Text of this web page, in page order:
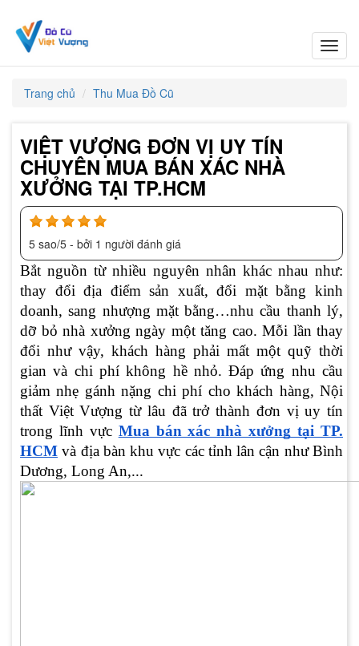
Trang chủ
Thu Mua Đồ Cũ
VIỆT VƯỢNG ĐƠN VỊ UY TÍN
CHUYÊN MUA BÁN XÁC NHÀ
XƯỞNG TẠI TP.HCM
5 sao/5 - bởi 1 người đánh giá
Bắt nguồn từ nhiều nguyên nhân khác nhau như:
thay đổi địa điểm sản xuất, đổi mặt bằng kinh
doanh, sang nhượng mặt bằng…nhu cầu thanh lý,
dỡ bỏ nhà xưởng ngày một tăng cao. Mỗi lần thay
đổi như vậy, khách hàng phải mất một quỹ thời
gian và chi phí không hề nhỏ. Đáp ứng nhu cầu
giảm nhẹ gánh nặng chi phí cho khách hàng, Nội
thất Việt Vượng từ lâu đã trở thành đơn vị uy tín
trong lĩnh vực Mua bán xác nhà xưởng tại TP.
HCM và địa bàn khu vực các tỉnh lân cận như Bình
Dương, Long An,...